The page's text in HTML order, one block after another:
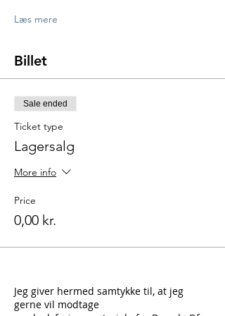
Læs mere
Billet
Sale ended
Ticket type
Lagersalg
More info
Price
0,00 kr.
Jeg giver hermed samtykke til, at jeg
gerne vil modtage